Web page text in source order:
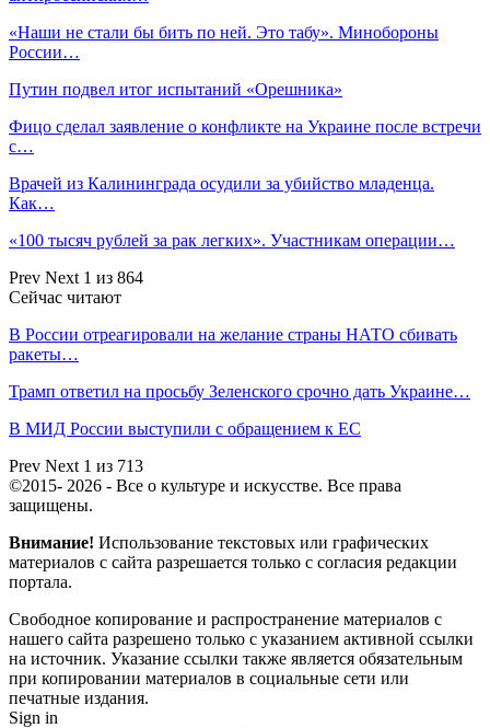
«Наши не стали бы бить по ней. Это табу». Минобороны
России…
Путин подвел итог испытаний «Орешника»
Фицо сделал заявление о конфликте на Украине после встречи
с…
Врачей из Калининграда осудили за убийство младенца.
Как…
«100 тысяч рублей за рак легких». Участникам операции…
Prev Next 1 из 864
Сейчас читают
В России отреагировали на желание страны НАТО сбивать
ракеты…
Трамп ответил на просьбу Зеленского срочно дать Украине…
В МИД России выступили с обращением к ЕС
Prev Next 1 из 713
©2015- 2026 - Все о культуре и искусстве. Все права
защищены.
Внимание! Использование текстовых или графических
материалов с сайта разрешается только c согласия редакции
портала.
Свободное копирование и распространение материалов с
нашего сайта разрешено только с указанием активной ссылки
на источник. Указание ссылки также является обязательным
при копировании материалов в социальные сети или
печатные издания.
Sign in